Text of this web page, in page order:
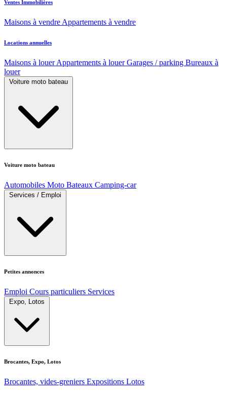
Ventes Immobilières
Maisons à vendre Appartements à vendre
Locations annuelles
Maisons à louerAppartements à louerGarages / parking Bureaux à
louer
Voiture moto bateau
Voiture moto bateau
Automobiles Moto Bateaux Camping-car
Services / Emploi
Petites annonces
Emploi Cours particuliers Services
Expo, Lotos
Brocantes, Expo, Lotos
Brocantes, vides-greniers Expositions Lotos